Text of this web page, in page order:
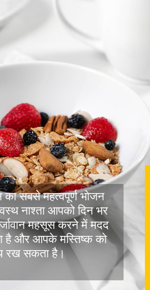
का सबसे महत्वपूर्ण भोजन
नाश्ता आपको दिन भर
महसूस करने में मदद
है और आपके मस्तिष्क को
रख सकता है।